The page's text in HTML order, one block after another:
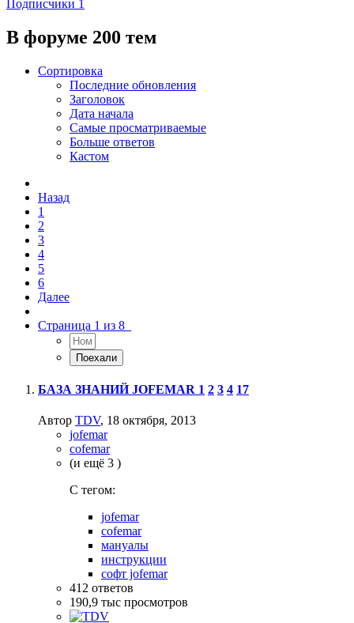
Подписчики 1
В форуме 200 тем
Сортировка
Последние обновления
Заголовок
Дата начала
Самые просматриваемые
Больше ответов
Кастом
Назад
1
2
3
4
5
6
Далее
Страница 1 из 8
БАЗА ЗНАНИЙ JOFEMAR 1 2 3 4 17
Автор TDV, 18 октября, 2013
jofemar
cofemar
(и ещё 3 )
C тегом:
jofemar
cofemar
мануалы
инструкции
софт jofemar
412 ответов
190,9 тыс просмотров